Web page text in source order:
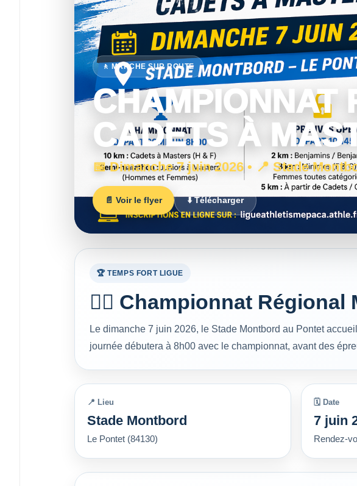
🚶 MARCHE SUR ROUTE
CHAMPIONNAT
CADETS À
📅 Dimanche 7 juin 2026 • 📍 Stade
📄 Voir le flyer ⬇️ Télécharger
🏆 TEMPS FORT LIGUE
🚶‍♂️ Championnat
Le dimanche 7 juin 2026, le Stade Montbord au Pontet
journée débutera à 8h00 avec le championnat, avant des
📍 Lieu
Stade Montbord
Le Pontet (84130)
🗓️ Date
7 juin
Rendez-